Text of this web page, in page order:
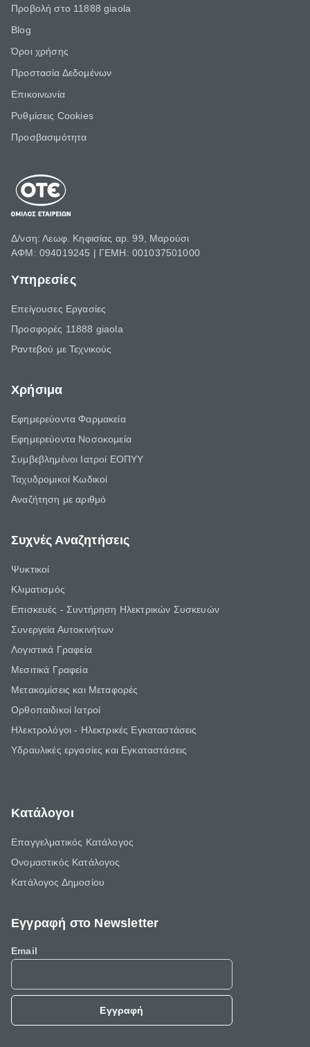
Προβολή στο 11888 giaola
Blog
Όροι χρήσης
Προστασία Δεδομένων
Επικοινωνία
Ρυθμίσεις Cookies
Προσβασιμότητα
Δ/νση: Λεωφ. Κηφισίας αρ. 99, Μαρούσι
ΑΦΜ: 094019245 | ΓΕΜΗ: 001037501000
Υπηρεσίες
Επείγουσες Εργασίες
Προσφορές 11888 giaola
Ραντεβού με Τεχνικούς
Χρήσιμα
Εφημερεύοντα Φαρμακεία
Εφημερεύοντα Νοσοκομεία
Συμβεβλημένοι Ιατροί ΕΟΠΥΥ
Ταχυδρομικοί Κωδικοί
Αναζήτηση με αριθμό
Συχνές Αναζητήσεις
Ψυκτικοί
Κλιματισμός
Επισκευές - Συντήρηση Ηλεκτρικών Συσκευών
Συνεργεία Αυτοκινήτων
Λογιστικά Γραφεία
Μεσιτικά Γραφεία
Μετακομίσεις και Μεταφορές
Ορθοπαιδικοί Ιατροί
Ηλεκτρολόγοι - Ηλεκτρικές Εγκαταστάσεις
Υδραυλικές εργασίες και Εγκαταστάσεις
Κατάλογοι
Επαγγελματικός Κατάλογος
Ονομαστικός Κατάλογος
Κατάλογος Δημοσίου
Εγγραφή στο Newsletter
Email
Εγγραφή